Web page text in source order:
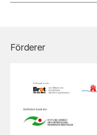
Förderer